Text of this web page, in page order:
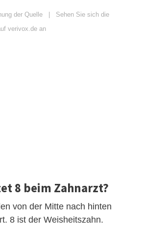
der Quelle
Sehen Sie sich die
verivox.de an
8 beim Zahnarzt?
von der Mitte nach hinten
8 ist der Weisheitszahn.